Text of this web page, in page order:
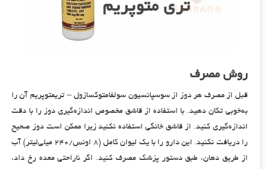
روش مصرف
قبل از مصرف هر دوز از سوسپانسیون سولفامتوکسازول – تریمتوپریم آن را
به‌خوبی تکان دهید. با استفاده از قاشق مخصوص اندازه‌گیری دوز را با دقت
اندازه‌گیری کنید. از قاشق خانگی استفاده نکنید زیرا ممکن است دوز صحیح
را دریافت نکنید. این دارو را با یک لیوان کامل (۸ اونس/۲۴۰ میلی‌لیتر) آب
از طریق دهان، طبق دستور پزشک مصرف کنید. اگر ناراحتی معده رخ داد،